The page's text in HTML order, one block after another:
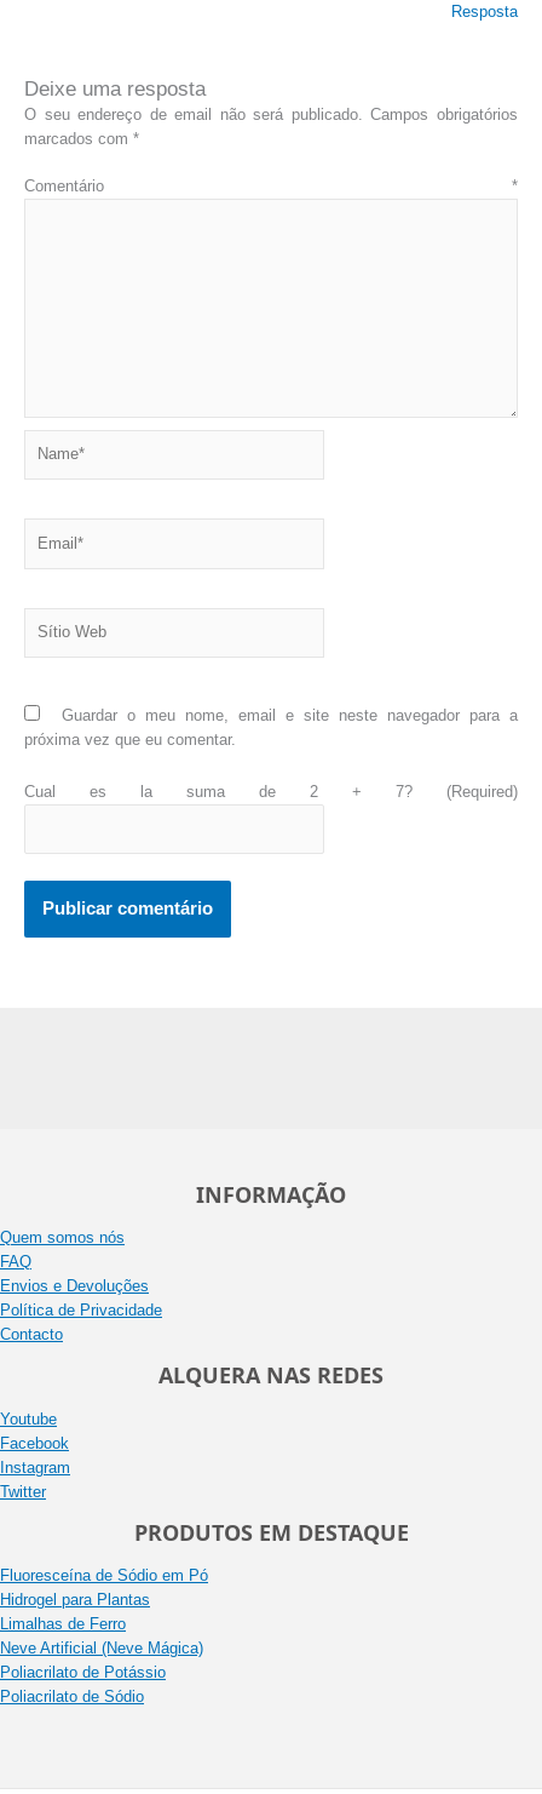
Resposta
Deixe uma resposta
O seu endereço de email não será publicado.
Campos obrigatórios
marcados com *
Comentário *
Web
Guardar o meu nome, email e site neste navegador para a
próxima vez que eu comentar.
Cual es la suma de 2 + 7? (Required)
INFORMAÇÃO
Quem somos nós
FAQ
Envios e Devoluções
Política de Privacidade
Contacto
ALQUERA NAS REDES
Youtube
Facebook
Instagram
Twitter
PRODUTOS EM DESTAQUE
Fluoresceína de Sódio em Pó
Hidrogel para Plantas
Limalhas de Ferro
Neve Artificial (Neve Mágica)
Poliacrilato de Potássio
Poliacrilato de Sódio